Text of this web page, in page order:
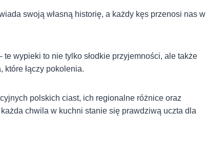
swoją własną historię, a każdy kęs przenosi nas w
wypieki to nie tylko słodkie przyjemności, ale także
łączy pokolenia.
polskich ciast, ich regionalne różnice oraz
chwila w kuchni stanie się prawdziwą uczta dla